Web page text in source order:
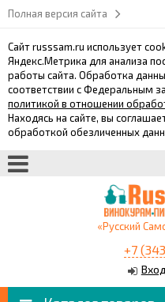
Полная версия сайта
Сайт russsam.ru использует
Яндекс.Метрика для анализа
работы сайта. Обработка
соответствии с Федеральным
политикой в отношении
Находясь на сайте, вы
обработкой обезличенных
«Русский
+7
Вход